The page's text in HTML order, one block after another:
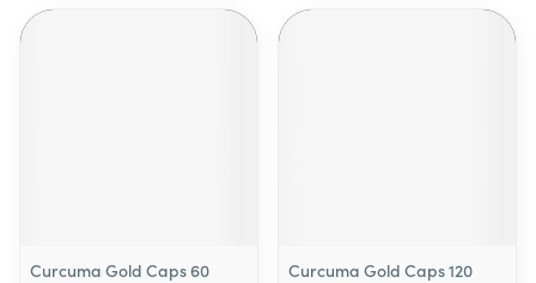
Curcuma Gold Caps 60
Curcuma Gold Caps 120